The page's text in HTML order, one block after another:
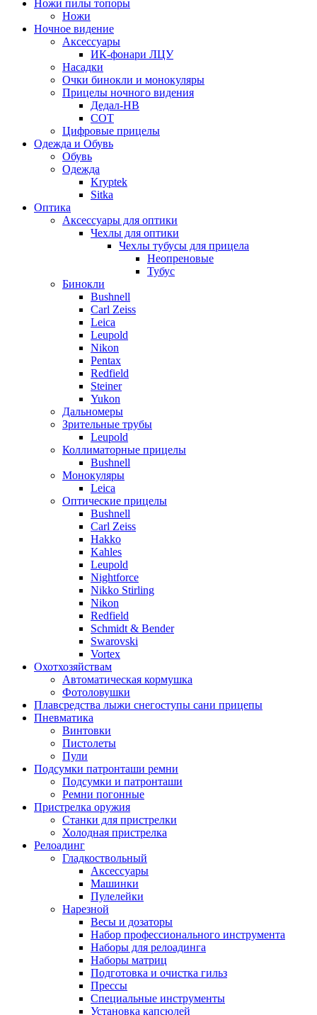
Ножи пилы топоры
Ножи
Ночное видение
Аксессуары
ИК-фонари ЛЦУ
Насадки
Очки бинокли и монокуляры
Прицелы ночного видения
Дедал-НВ
СОТ
Цифровые прицелы
Одежда и Обувь
Обувь
Одежда
Kryptek
Sitka
Оптика
Аксессуары для оптики
Чехлы для оптики
Чехлы тубусы для прицела
Неопреновые
Тубус
Бинокли
Bushnell
Carl Zeiss
Leica
Leupold
Nikon
Pentax
Redfield
Steiner
Yukon
Дальномеры
Зрительные трубы
Leupold
Коллиматорные прицелы
Bushnell
Монокуляры
Leica
Оптические прицелы
Bushnell
Carl Zeiss
Hakko
Kahles
Leupold
Nightforce
Nikko Stirling
Nikon
Redfield
Schmidt & Bender
Swarovski
Vortex
Охотхозяйствам
Автоматическая кормушка
Фотоловушки
Плавсредства лыжи снегоступы сани прицепы
Пневматика
Винтовки
Пистолеты
Пули
Подсумки патронташи ремни
Подсумки и патронташи
Ремни погонные
Пристрелка оружия
Станки для пристрелки
Холодная пристрелка
Релоадинг
Гладкоствольный
Аксессуары
Машинки
Пулелейки
Нарезной
Весы и дозаторы
Набор профессионального инструмента
Наборы для релоадинга
Наборы матриц
Подготовка и очистка гильз
Прессы
Специальные инструменты
Установка капсюлей